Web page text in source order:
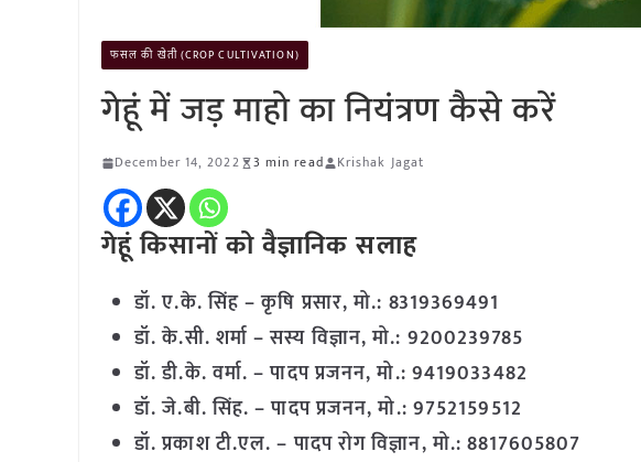
फसल की खेती (CROP CULTIVATION)
गेहूं में जड़ माहो का नियंत्रण कैसे करें
December 14, 2022 3 min read Krishak Jagat
गेहूं किसानों को वैज्ञानिक सलाह
डॉ. ए.के. सिंह – कृषि प्रसार, मो.: 8319369491
डॉ. के.सी. शर्मा – सस्य विज्ञान, मो.: 9200239785
डॉ. डी.के. वर्मा. – पादप प्रजनन, मो.: 9419033482
डॉ. जे.बी. सिंह. – पादप प्रजनन, मो.: 9752159512
डॉ. प्रकाश टी.एल. – पादप रोग विज्ञान, मो.: 8817605807